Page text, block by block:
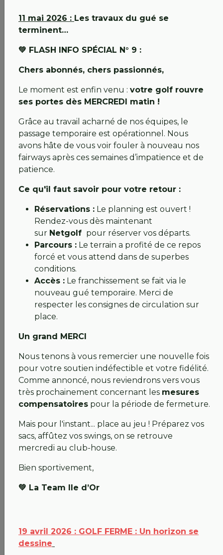
11 mai 2026 : Les travaux du gué se
terminent…
💚 FLASH INFO SPÉCIAL N° 9 :
Chers abonnés, chers passionnés,
Le moment est enfin venu : votre golf rouvre
ses portes dès MERCREDI matin !
Grâce au travail acharné de nos équipes, le
passage temporaire est opérationnel. Nous
avons hâte de vous voir fouler à nouveau nos
fairways après ces semaines d’impatience et de
patience.
Ce qu'il faut savoir pour votre retour :
Réservations : Le planning est ouvert !
Rendez-vous dès maintenant
sur Netgolf pour réserver vos départs.
Parcours : Le terrain a profité de ce repos
forcé et vous attend dans de superbes
conditions.
Accès : Le franchissement se fait via le
nouveau gué temporaire. Merci de
respecter les consignes de circulation sur
place.
Un grand MERCI
Nous tenons à vous remercier une nouvelle fois
pour votre soutien indéfectible et votre fidélité.
Comme annoncé, nous reviendrons vers vous
très prochainement concernant les mesures
compensatoires pour la période de fermeture.
Mais pour l'instant... place au jeu ! Préparez vos
sacs, affûtez vos swings, on se retrouve
mercredi au club-house.
Bien sportivement,
💚 La Team Ile d’Or
19 avril 2026 : GOLF FERME : Un horizon se
dessine
présence est essentielle, nous vous rappelons
que
l’Assemblée Générale de notre Association
Lieu : Salle Louis de Funès, auCellier
Ce sera l’occasion parfaite pour échanger de vive
GOLFER’S au Mans pour les Dames et la DIVISION 2
pour les Messieurs à l’ILE D’OR, et fêter ensemble
ces bonnes nouvelles,
Inscriptions :
retourner lepouvoir ci-dessous par mail.
💚 En attendant…
Continuez à profiter des accords chez nos
partenaires (Guérande, Pornic, La Bretesche...) et
n'oubliez pas que nos pros Franck et Thomas restent
à votre disposition à Néogolf et à Saint-Sébastien.
Nous avons hâte de vous retrouver, d'abord au
Cellier pour l'AG, puis très vite sur nos fairways de
l’ILE D’OR.
Merci pour votre soutien de tous les instants !
Bien sportivement,
💚 La Team Ile d’Or et le bureau de l’AS
9 avril 2026 : GOLF FERMÉ, Solidarité renforcée
et transparence
nos partenaires et sur la gestion de vos
abonnements.